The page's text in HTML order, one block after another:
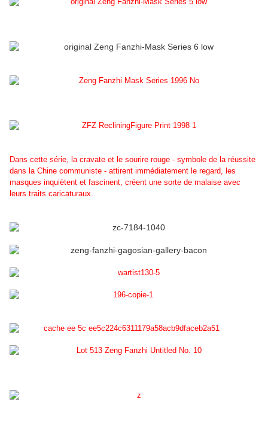
Dans cette série, la cravate et le sourire rouge - symbole de la réussite
dans la Chine communiste - attirent immédiatement le regard, les
masques inquiètent et fascinent, créent une sorte de malaise avec
leurs traits caricaturaux.